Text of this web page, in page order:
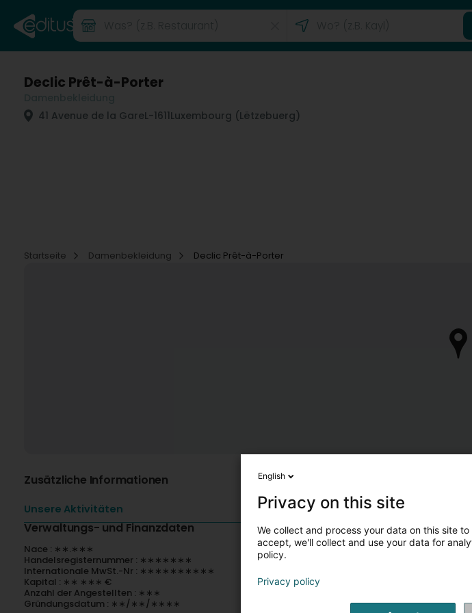
Declic Prêt-à-Porter
41 Avenue de la GareL-1611Luxembourg (Lëtzebuerg)
Startseite
Damenbekleidung Declic Prêt-à-Porter
Zusätzliche Informationen
Unsere Aktivitäten
Verwaltungs- und Finanzdaten
Nace : ∗∗.∗∗∗
Handelsregisternummer : ∗∗∗∗∗∗∗
Internationale MwSt.-Nr : ∗∗∗∗∗∗∗∗∗∗
Kapital : ∗∗ ∗∗∗ €
Anzahl der Angestellten : ∗∗∗
Gründungsdatum : ∗∗/∗∗/∗∗∗∗
English
Privacy on this site
We collect and process your data on this site
accept, we'll collect and use your data for
policy.
Privacy policy